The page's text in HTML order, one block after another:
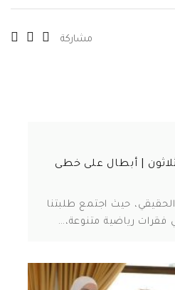
مشاركة
| أبطال على خطى
حيث اجتمع طلبتنا
فقرات رياضية متنوعة،…